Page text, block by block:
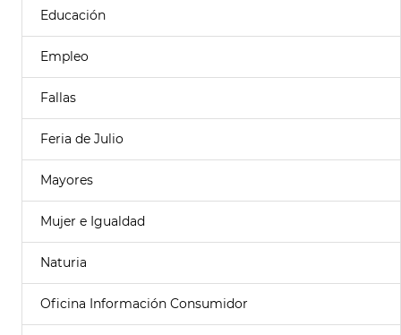
Educación
Empleo
Fallas
Feria de Julio
Mayores
Mujer e Igualdad
Naturia
Oficina Información Consumidor